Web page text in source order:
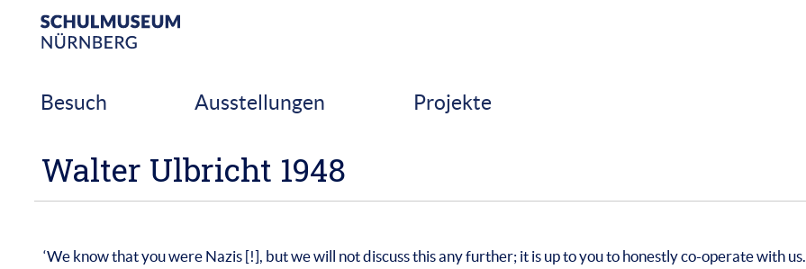
Besuch Ausstellungen Projekte
Walter Ulbricht 1948
‘We know that you were Nazis [!], but we will not discuss this any further; it is up to you to honestly co-operate with us.